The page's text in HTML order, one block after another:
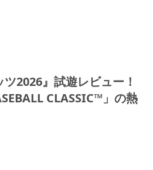
ツ2026』試遊レビュー！
CLASSIC™」の熱